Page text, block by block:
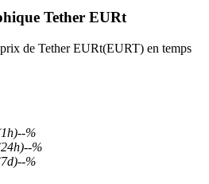
monnaie
Tether EURt
de Tether EURt(EURT) en temps
--%
--%
--%